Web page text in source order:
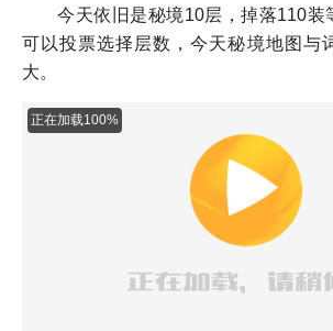
今天依旧是秘境10层，掉落110装
可以投票选择层数，今天秘境地图与
大。
正在加载100%